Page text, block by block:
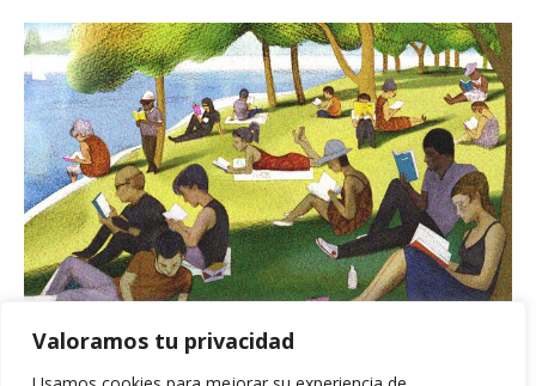
Valoramos tu privacidad
BUSCADOR